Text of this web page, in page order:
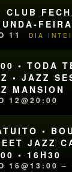
CLUB
FEIRA
11 DIA
• TODA
• JAZZ
MANSION
12@20:00
•
JAZZ
• 16H30
16@13:00 –